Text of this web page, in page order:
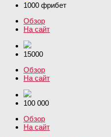
1000 фрибет
Обзор
На сайт
15000
Обзор
На сайт
100 000
Обзор
На сайт